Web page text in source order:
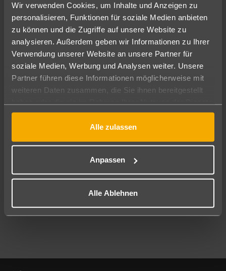
Wir verwenden Cookies, um Inhalte und Anzeigen zu
personalisieren, Funktionen für soziale Medien anbieten
zu können und die Zugriffe auf unsere Website zu
analysieren. Außerdem geben wir Informationen zu Ihrer
Verwendung unserer Website an unsere Partner für
soziale Medien, Werbung und Analysen weiter. Unsere
Partner führen diese Informationen möglicherweise mit
weiteren Daten zusammen, die Sie ihnen bereitgestellt
gesammelt haben.
Alle zulassen
Anpassen
Alle Ablehnen
Ändere die Kriterien nach deinen Wünschen
Pauschal Nur Hotel
Abflughafen
Alle Abflughäfen
09.08.26–07.08.27 7-21 Nächte
Mehr Filter anzeigen